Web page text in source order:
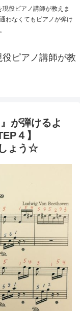
役ピアノ講師が教えま
わなくてもピアノが弾け
ピアノ講師が教
が弾けるよ
４】
ょう☆